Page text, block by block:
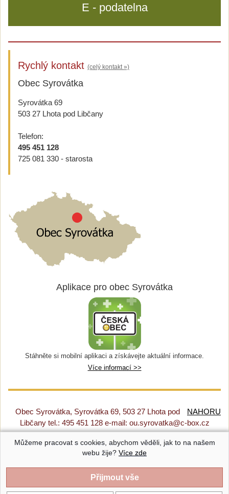
E - podatelna
Rychlý kontakt (celý kontakt »)
Obec Syrovátka
Syrovátka 69
503 27 Lhota pod Libčany
Telefon:
495 451 128
725 081 330 - starosta
Aplikace pro obec Syrovátka
Stáhněte si mobilní aplikaci a získávejte aktuální informace.
Více informací >>
NAHORU
Obec Syrovátka, Syrovátka 69, 503 27 Lhota pod
Libčany tel.: 495 451 128 e-mail: ou.syrovatka@c-box.cz
Prohlášení o přístupnosti|Původní web|Nastavení cookies
Syrovátka |Provozováno na systému CMS-OBCE | Vyrobil
Můžeme pracovat s cookies, abychom věděli, jak to na našem
webu žije? Více zde